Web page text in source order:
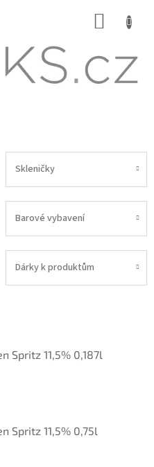
Skleničky
Barové vybavení
Dárky k produktům
Spritz 11,5% 0,187l
Spritz 11,5% 0,75l